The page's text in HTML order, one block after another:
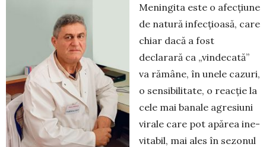
Meningita este o afecțiune
de natură infecțioasă, care
chiar dacă a fost
declarară ca „vindecată”
va rămâne, în unele cazuri,
o sensibilitate, o reacție la
cele mai banale agresiuni
virale care pot apărea ine­
vitabil, mai ales în sezonul